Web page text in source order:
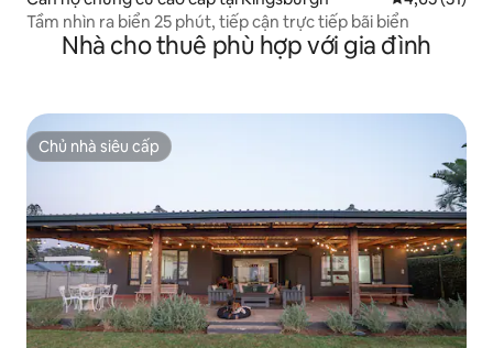
Tầm nhìn ra biển 25 phút, tiếp cận trực tiếp bãi biển
Nhà cho thuê phù hợp với gia đình
Chủ nhà siêu cấp
Chủ nhà siêu cấp